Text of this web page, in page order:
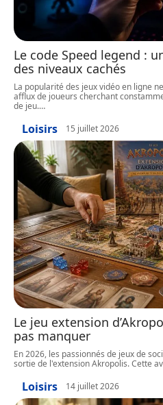
Le code Speed legend :
des niveaux cachés
La popularité des jeux vidéo en ligne
afflux de joueurs cherchant
de jeu.…
Loisirs 15 juillet 2026
Le jeu extension
pas manquer
En 2026, les passionnés de jeux de
sortie de l'extension Akropolis. Cette
Loisirs 14 juillet 2026